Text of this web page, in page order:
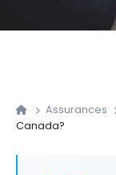
Assurances
Canada?